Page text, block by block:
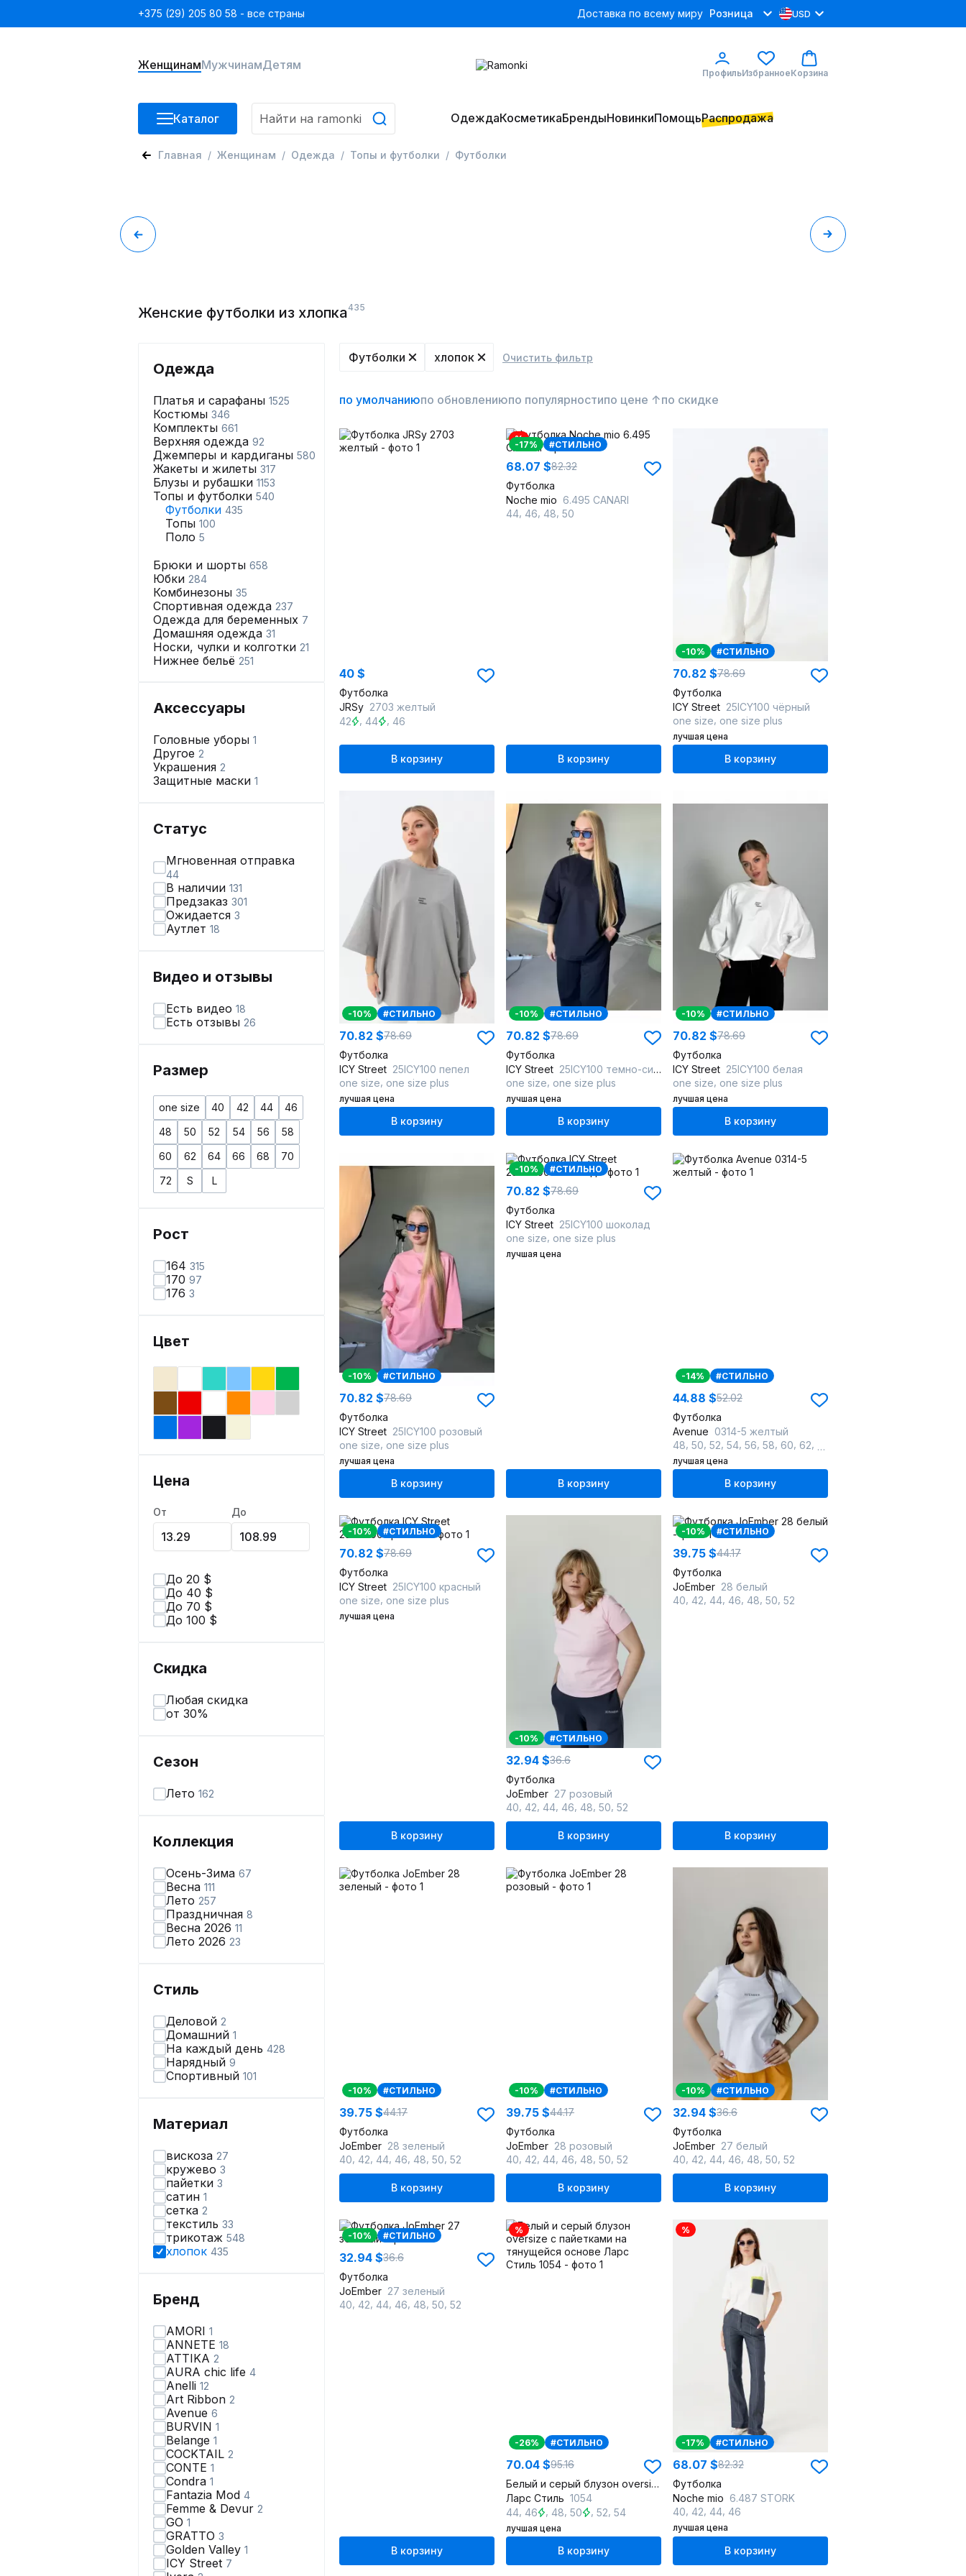
+375 (29) 205 80 58 - все страны Доставка по всему миру Розница USD
ЖенщинамМужчинамДетям
ПрофильИзбранноеКорзина
Каталог ОдеждаКосметикаБрендыНовинкиПомощьРаспродажа
Главная Женщинам Одежда Топы и футболки Футболки
Женские футболки из хлопка435
Одежда
Платья и сарафаны 1525
Костюмы 346
Комплекты 661
Верхняя одежда 92
Джемперы и кардиганы 580
Жакеты и жилеты 317
Блузы и рубашки 1153
Топы и футболки 540
Футболки 435
Топы 100
Поло 5
Брюки и шорты 658
Юбки 284
Комбинезоны 35
Спортивная одежда 237
Одежда для беременных 7
Домашняя одежда 31
Носки, чулки и колготки 21
Нижнее бельё 251
Аксессуары
Головные уборы 1
Другое 2
Украшения 2
Защитные маски 1
Статус
Мгновенная отправка
44
В наличии 131
Предзаказ 301
Ожидается 3
Аутлет 18
Видео и отзывы
Есть видео 18
Есть отзывы 26
Размер
one size 40 42 44
46
48
50 52 54 56
58
60
62 64 66 68
70
72
S L
Рост
164 315
170 97
176 3
Цвет
Цена
От До
До 20 $
До 40 $
До 70 $
До 100 $
Скидка
Любая скидка
от 30%
Сезон
Лето 162
Коллекция
Осень-Зима 67
Весна 111
Лето 257
Праздничная 8
Весна 2026 11
Лето 2026 23
Стиль
Деловой 2
Домашний 1
На каждый день 428
Нарядный 9
Спортивный 101
Материал
вискоза 27
кружево 3
пайетки 3
сатин 1
сетка 2
текстиль 33
трикотаж 548
хлопок 435
Бренд
AMORI 1
ANNETE 18
ATTIKA 2
AURA chic life 4
Anelli 12
Art Ribbon 2
Avenue 6
BURVIN 1
Belange 1
COCKTAIL 2
CONTE 1
Condra 1
Fantazia Mod 4
Femme & Devur 2
GO 1
GRATTO 3
Golden Valley 1
ICY Street 7
Футболки хлопок Очистить фильтр
по умолчаниюпо обновлениюпо популярностипо цене ↑по скидке
40 $
Футболка
JRSy 2703 желтый
42
44 46
В корзину
%
-17% #СТИЛЬНО
68.07 $82.32
Футболка
Noche mio 6.495 CANARI
44 46 48 50
В корзину
-10% #СТИЛЬНО
70.82 $78.69
Футболка
ICY Street 25ICY100 чёрный
one size one size plus
лучшая цена
В корзину
-10% #СТИЛЬНО
70.82 $78.69
Футболка
ICY Street 25ICY100 пепел
one size one size plus
лучшая цена
В корзину
-10% #СТИЛЬНО
70.82 $78.69
Футболка
ICY Street 25ICY100 темно-синий
one size one size plus
лучшая цена
В корзину
-10% #СТИЛЬНО
70.82 $78.69
Футболка
ICY Street 25ICY100 белая
one size one size plus
лучшая цена
В корзину
-10% #СТИЛЬНО
70.82 $78.69
Футболка
ICY Street 25ICY100 розовый
one size one size plus
лучшая цена
В корзину
-10% #СТИЛЬНО
70.82 $78.69
Футболка
ICY Street 25ICY100 шоколад
one size one size plus
лучшая цена
В корзину
-14% #СТИЛЬНО
44.88 $52.02
Футболка
Avenue 0314-5 желтый
48 50 52 54 56 58 60 62
лучшая цена
В корзину
-10% #СТИЛЬНО
70.82 $78.69
Футболка
ICY Street 25ICY100 красный
one size one size plus
лучшая цена
В корзину
-10% #СТИЛЬНО
32.94 $36.6
Футболка
JoEmber 27 розовый
40 42 44 46 48 50 52
В корзину
-10% #СТИЛЬНО
39.75 $44.17
Футболка
JoEmber 28 белый
40 42 44 46 48 50 52
В корзину
-10% #СТИЛЬНО
39.75 $44.17
Футболка
JoEmber 28 зеленый
40 42 44 46 48 50 52
В корзину
-10% #СТИЛЬНО
39.75 $44.17
Футболка
JoEmber 28 розовый
40 42 44 46 48 50 52
В корзину
-10% #СТИЛЬНО
32.94 $36.6
Футболка
JoEmber 27 белый
40 42 44 46 48 50 52
В корзину
-10% #СТИЛЬНО
32.94 $36.6
Футболка
JoEmber 27 зеленый
40 42 44 46 48 50 52
В корзину
%
-26% #СТИЛЬНО
70.04 $95.16
Белый и серый блузон oversize с пайетками на тянущейся основе
Ларс Стиль 1054
44 46 48 ,50 52 54
лучшая цена
В корзину
%
-17% #СТИЛЬНО
68.07 $82.32
Футболка
Noche mio 6.487 STORK
40 42 44 46
лучшая цена
В корзину